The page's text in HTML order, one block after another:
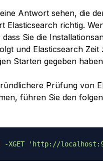
Antwort sehen, die
Elasticsearch richtig.
dass Sie die
und Elasticsearch Zeit
Starten gegeben
Prüfung von
führen Sie den
-XGET 'http://